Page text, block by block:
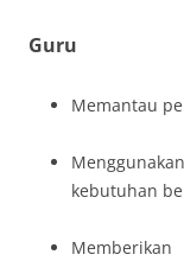
Guru
Memantau
kebutuhan